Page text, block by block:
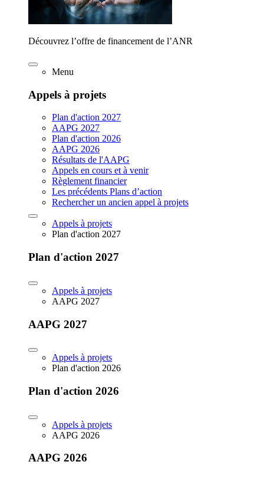
Découvrez l’offre de financement de l’ANR
Menu
Appels à projets
Plan d'action 2027
AAPG 2027
Plan d'action 2026
AAPG 2026
Résultats de l'AAPG
Appels en cours et à venir
Règlement financier
Les précédents Plans d’action
Rechercher un ancien appel à projets
Appels à projets
Plan d'action 2027
Plan d'action 2027
Appels à projets
AAPG 2027
AAPG 2027
Appels à projets
Plan d'action 2026
Plan d'action 2026
Appels à projets
AAPG 2026
AAPG 2026